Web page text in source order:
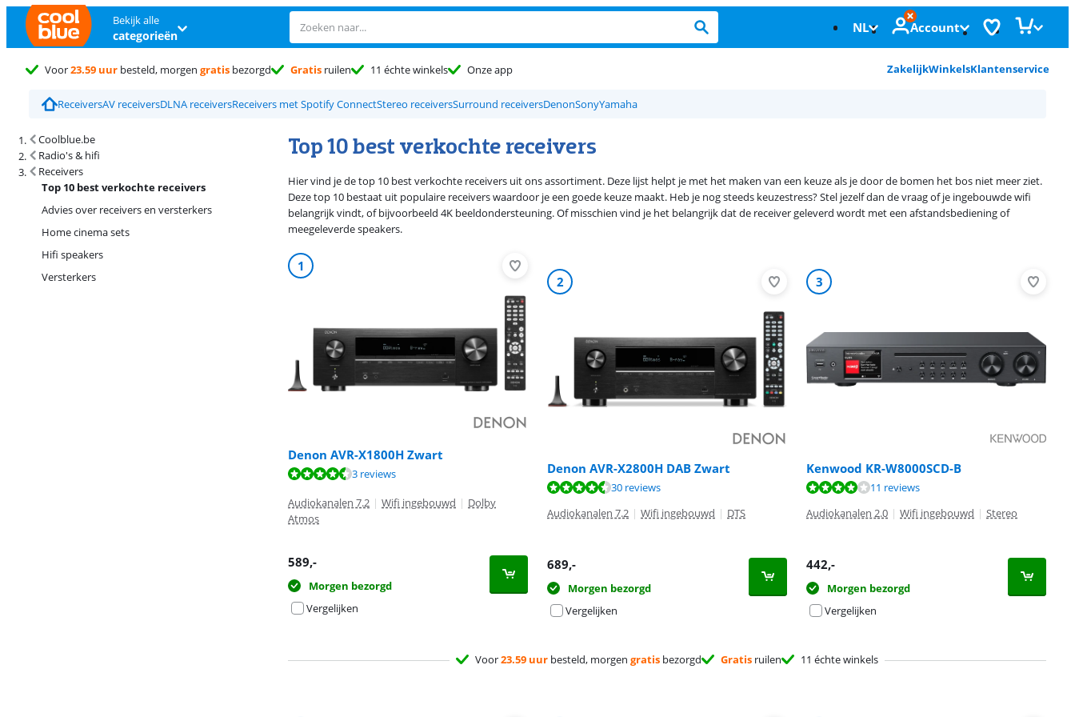
Bekijk alle
categorieën NL Account
Voor23.59 uur besteld, morgen gratis bezorgd Gratis ruilen 11 échte winkels Onze app ZakelijkWinkelsKlantenservice
ReceiversAV receiversDLNA receiversReceivers met Spotify ConnectStereo receiversSurround receiversDenonSonyYamaha
Coolblue.be
Radio's & hifi
Receivers
Top 10 best verkochte receivers
Advies over receivers en versterkers
Home cinema sets
Hifi speakers
Versterkers
Top 10 best verkochte receivers
Hier vind je de top 10 best verkochte receivers uit ons assortiment. Deze lijst helpt je met het maken van een keuze als je door de bomen het bos niet meer ziet.
Deze top 10 bestaat uit populaire receivers waardoor je een goede keuze maakt. Heb je nog steeds keuzestress? Stel jezelf dan de vraag of je ingebouwde wifi
belangrijk vindt, of bijvoorbeeld 4K beeldondersteuning. Of misschien vind je het belangrijk dat de receiver geleverd wordt met een afstandsbediening of
meegeleverde speakers.
1
Denon AVR-X1800H Zwart
Beoordeling is 9,2 van de 10, gebaseerd op 3 reviews.
3 reviews
Audiokanalen 7.2 | Wifi ingebouwd | Dolby
Atmos
589,-
Morgen bezorgd
Vergelijken
2
Denon AVR-X2800H DAB Zwart
30 reviews
Audiokanalen 7.2 | Wifi ingebouwd | DTS
689,-
Morgen bezorgd
Vergelijken
3
Kenwood KR-W8000SCD-B
11 reviews
Audiokanalen 2.0 | Wifi ingebouwd | Stereo
442,-
Morgen bezorgd
Vergelijken
Voor23.59 uur besteld, morgen gratis bezorgd Gratis ruilen 11 échte winkels